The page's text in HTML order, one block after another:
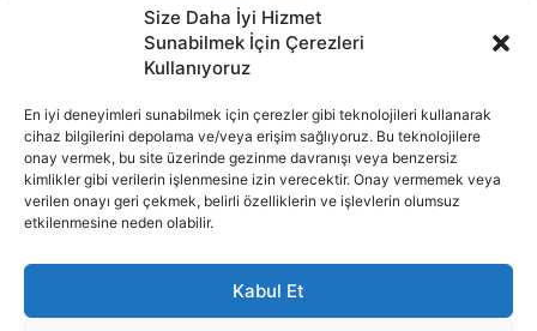
Size Daha İyi Hizmet
Sunabilmek İçin Çerezleri
Kullanıyoruz
En iyi deneyimleri sunabilmek için çerezler gibi teknolojileri kullanarak
cihaz bilgilerini depolama ve/veya erişim sağlıyoruz. Bu teknolojilere
onay vermek, bu site üzerinde gezinme davranışı veya benzersiz
kimlikler gibi verilerin işlenmesine izin verecektir. Onay vermemek veya
verilen onayı geri çekmek, belirli özelliklerin ve işlevlerin olumsuz
etkilenmesine neden olabilir.
Kabul Et
İnternet portalımızda yer alan tüm haber metini, resim ve benzeri
içeriğin hakları Sigortamedya Yayıncılık A.Ş.'ye aittir. Hiçbir şekilde
basılı ya da elektronik bir ortamda, kaynak gösterilse bile izin
alınmadan kullanılamaz.